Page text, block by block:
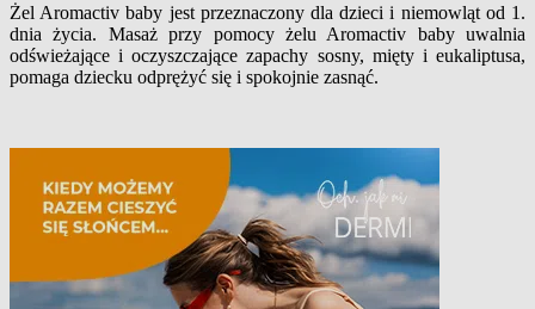
Opis produktu
Żel Aromactiv baby jest przeznaczony dla dzieci i niemowląt od 1.
dnia życia. Masaż przy pomocy żelu Aromactiv baby uwalnia
odświeżające i oczyszczające zapachy sosny, mięty i eukaliptusa,
pomaga dziecku odprężyć się i spokojnie zasnąć.